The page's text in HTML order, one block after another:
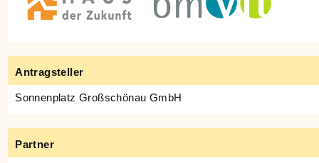
Antragsteller
Sonnenplatz Großschönau GmbH
Partner